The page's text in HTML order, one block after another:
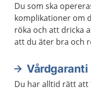
Du som ska
komplikationer om
röka och att dricka
att du äter bra och
Vårdgaranti
Du har alltid rätt att